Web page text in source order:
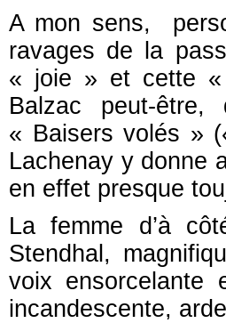
A mon sens,
ravages de la
« joie » et cette «
Balzac peut-être,
« Baisers volés »
Lachenay y donne
en effet presque
La femme d’à
Stendhal,
voix ensorcelante
incandescente,